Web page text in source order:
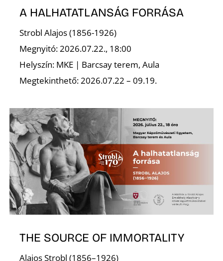
A HALHATATLANSÁG FORRÁSA
Strobl Alajos (1856-1926)
Megnyitó: 2026.07.22., 18:00
Helyszín: MKE | Barcsay terem, Aula
Megtekinthető: 2026.07.22 – 09.19.
THE SOURCE OF IMMORTALITY
Alajos Strobl (1856–1926)